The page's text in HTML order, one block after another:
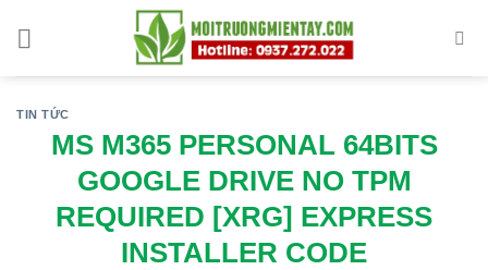
TIN TỨC
MS M365 PERSONAL 64BITS
GOOGLE DRIVE NO TPM
REQUIRED [XRG] EXPRESS
INSTALLER CODE